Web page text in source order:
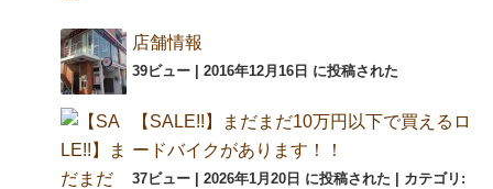
店舗情報
39ビュー | 2016年12月16日 に投稿された
【SALE!!】まだまだ10万円以下で買えるロ
ードバイクがあります！！
37ビュー 2026年1月20日 に投稿された
カテゴリ: